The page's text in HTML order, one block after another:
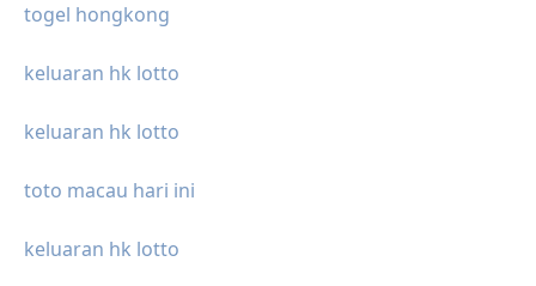
togel hongkong
keluaran hk lotto
keluaran hk lotto
toto macau hari ini
keluaran hk lotto